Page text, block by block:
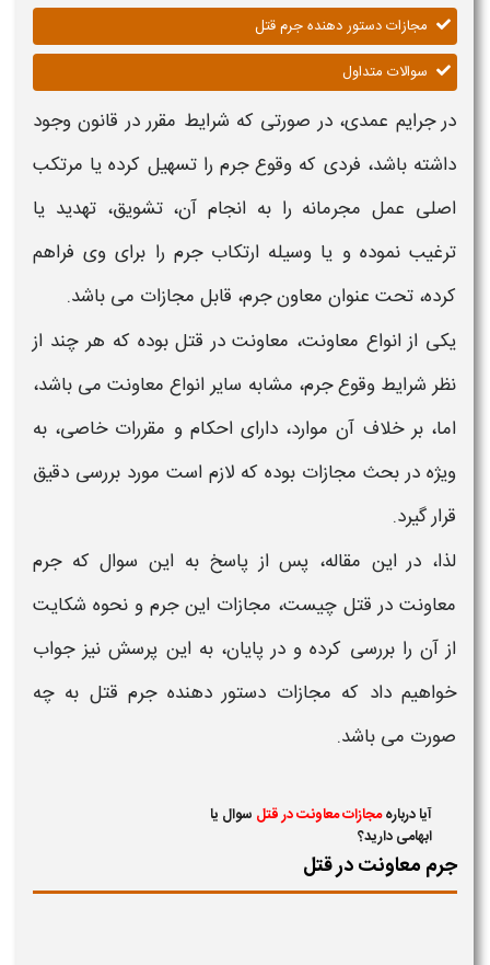
مجازات دستور دهنده جرم قتل
سوالات متداول
در جرایم عمدی، در صورتی که شرایط مقرر در قانون وجود
داشته باشد، فردی که وقوع جرم را تسهیل کرده یا مرتکب
اصلی عمل مجرمانه را به انجام آن، تشویق، تهدید یا
ترغیب نموده و یا وسیله ارتکاب جرم را برای وی فراهم
کرده، تحت عنوان معاون جرم، قابل مجازات می باشد.
یکی از انواع معاونت، معاونت در قتلبوده که هر چند از
نظر شرایط وقوعجرم، مشابه سایر انواع معاونت می باشد،
اما، بر خلاف آن موارد، دارای احکام و مقررات خاصی، به
ویژه در بحث مجازات بوده که لازم است مورد بررسی دقیق
قرار گیرد.
لذا، در این مقاله، پس از پاسخ به این سوال کهجرم
معاونت در قتل چیست، مجازات این جرم و نحوه شکایت
از آن را بررسی کرده و در پایان، به این پرسش نیز جواب
خواهیم داد که مجازات دستور دهندهجرم قتل به چه
صورت می باشد.
آیا دربارهمجازات معاونت در قتل سوال یا
ابهامی دارید؟
جرم معاونت در قتل